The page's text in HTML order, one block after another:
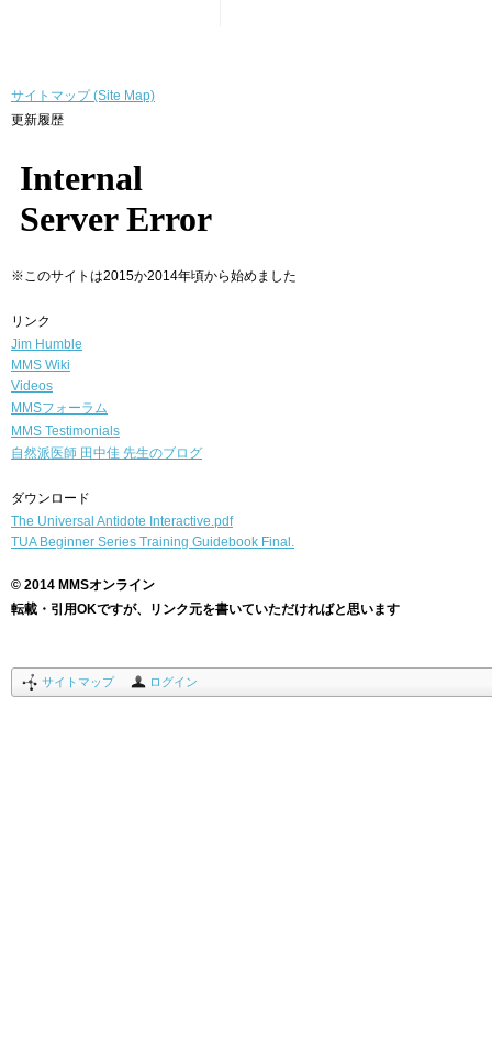
サイトマップ (Site Map)
更新履歴
※このサイトは2015か2014年頃から始めました
リンク
Jim Humble
MMS Wiki
Videos
MMSフォーラム
MMS Testimonials
自然派医師 田中佳 先生のブログ
ダウンロード
The Universal Antidote Interactive.pdf
TUA Beginner Series Training Guidebook Final.
© 2014 MMSオンライン
転載・引用OKですが、リンク元を書いていただければと思います
サイトマップ ログイン